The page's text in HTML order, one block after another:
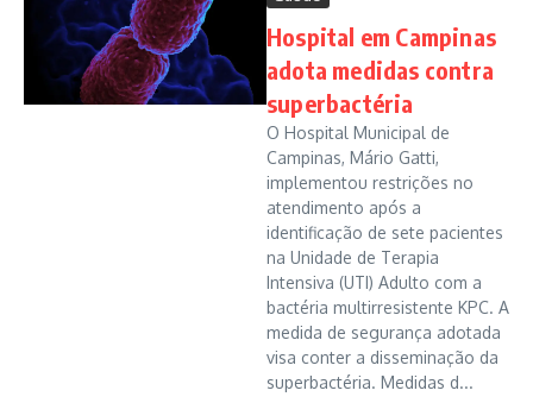
Hospital em Campinas
adota medidas contra
superbactéria
O Hospital Municipal de
Campinas, Mário Gatti,
implementou restrições no
atendimento após a
identificação de sete pacientes
na Unidade de Terapia
Intensiva (UTI) Adulto com a
bactéria multirresistente KPC. A
medida de segurança adotada
visa conter a disseminação da
superbactéria. Medidas d...